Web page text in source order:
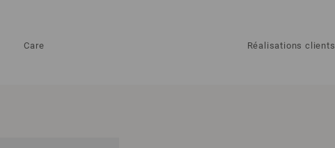
Care Réalisations clients